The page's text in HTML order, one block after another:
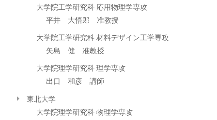
大学院工学研究科 応用物理学専攻
平井 大悟郎 准教授
大学院工学研究科 材料デザイン工学専攻
矢島 健 准教授
大学院理学研究科 理学専攻
出口 和彦 講師
東北大学
大学院理学研究科 物理学専攻